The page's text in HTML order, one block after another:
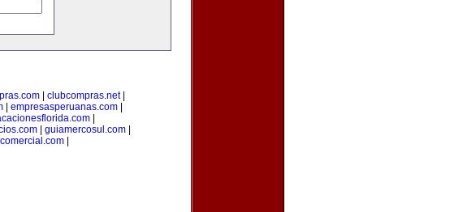
| clubcompras.net|
empresasperuanas.com
|
guiamercosul.com